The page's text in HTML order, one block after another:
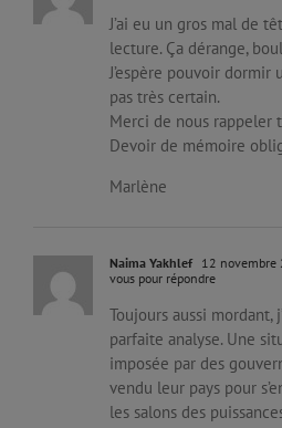
J’ai eu un gros mal de
lecture. Ça dérange,
J’espère pouvoir dormir
pas très certain.
Merci de nous rappeler
Devoir de mémoire
Marlène
Naima Yakhlef 12
vous pour répondre
Toujours aussi mordant,
parfaite analyse. Une
imposée par des
vendu leur pays pour
les salons des